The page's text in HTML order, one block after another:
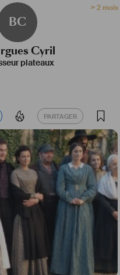
BC
> 2 mois
Cyril
plateaux
PARTAGER
PARTAGER